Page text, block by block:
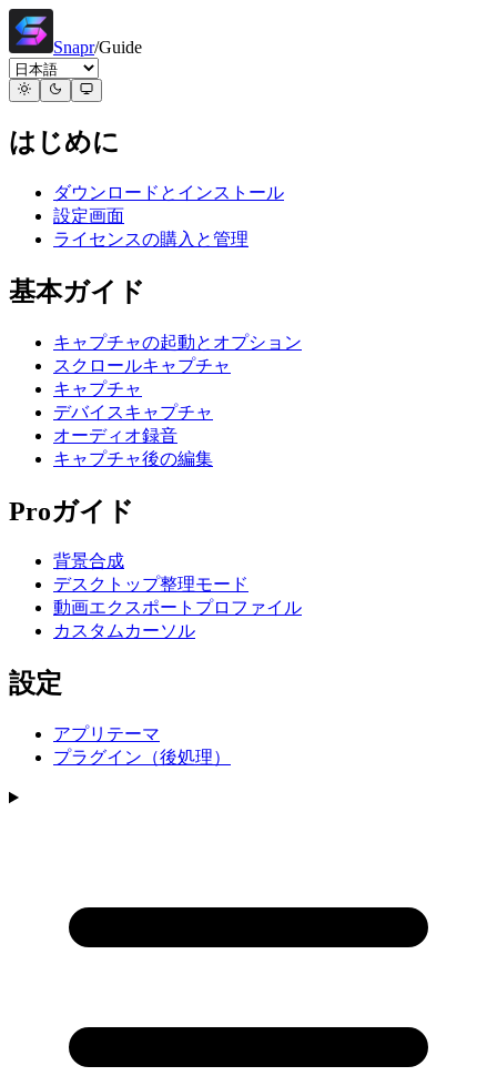
Snapr/Guide
はじめに
ダウンロードとインストール
設定画面
ライセンスの購入と管理
基本ガイド
キャプチャの起動とオプション
スクロールキャプチャ
キャプチャ
デバイスキャプチャ
オーディオ録音
キャプチャ後の編集
Proガイド
背景合成
デスクトップ整理モード
動画エクスポートプロファイル
カスタムカーソル
設定
アプリテーマ
プラグイン（後処理）